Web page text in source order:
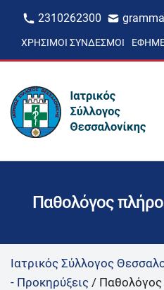
2310262300
ΧΡΉΣΙΜΟΙ ΣΎΝΔΕΣΜΟΙ
Παθολόγος
Ιατρικός Σύλλογος
- Προκηρύξεις /